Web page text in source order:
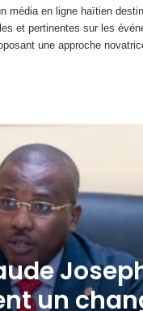
média en ligne haïtien
et pertinentes sur les
une approche
un